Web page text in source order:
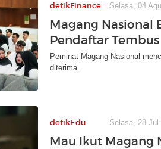
detikFinance Selasa, 04
Magang Nasional
Pendaftar Tembus
Peminat Magang Nasional
diterima.
detikEdu Selasa, 28 Jul
Mau Ikut Magang